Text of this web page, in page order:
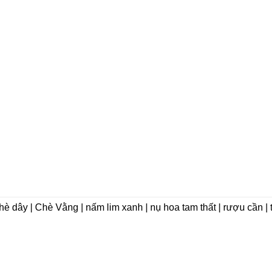
dây | Chè Vằng | nấm lim xanh | nụ hoa tam thất | rượu cần